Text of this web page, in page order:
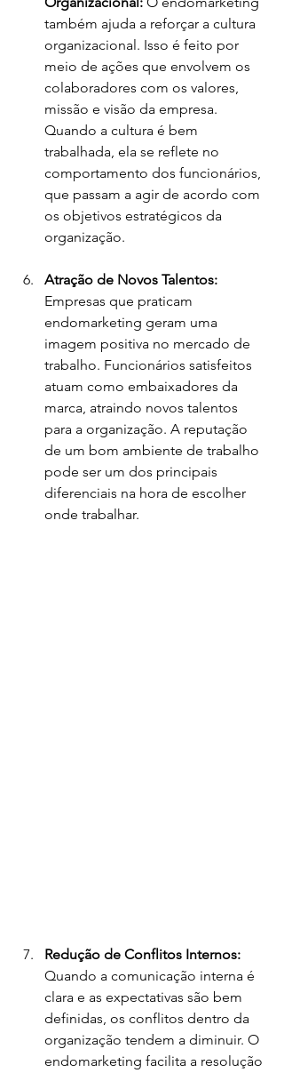
também ajuda a reforçar a cultura
organizacional. Isso é feito por
meio de ações que envolvem os
colaboradores com os valores,
missão e visão da empresa.
Quando a cultura é bem
trabalhada, ela se reflete no
comportamento dos funcionários,
que passam a agir de acordo com
os objetivos estratégicos da
organização.
Atração de Novos Talentos:
Empresas que praticam
endomarketing geram uma
imagem positiva no mercado de
trabalho. Funcionários satisfeitos
atuam como embaixadores da
marca, atraindo novos talentos
para a organização. A reputação
de um bom ambiente de trabalho
pode ser um dos principais
diferenciais na hora de escolher
onde trabalhar.
Redução de Conflitos Internos:
Quando a comunicação interna é
clara e as expectativas são bem
definidas, os conflitos dentro da
organização tendem a diminuir. O
endomarketing facilita a resolução